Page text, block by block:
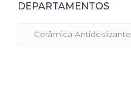
DEPARTAMENTOS
Cerâmica Antideslizante